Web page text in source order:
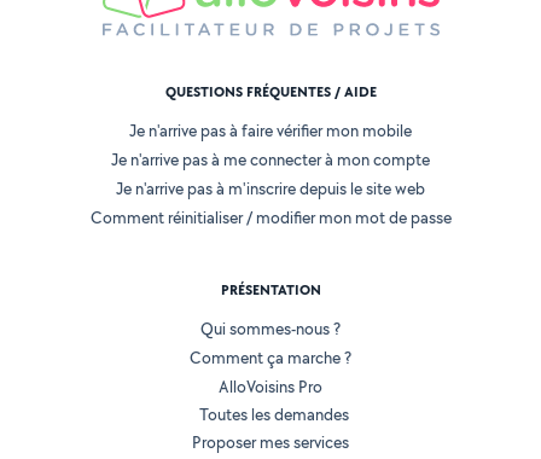
QUESTIONS FRÉQUENTES / AIDE
Je n'arrive pas à faire vérifier mon mobile
Je n'arrive pas à me connecter à mon compte
Je n'arrive pas à m'inscrire depuis le site web
Comment réinitialiser / modifier mon mot de passe
PRÉSENTATION
Qui sommes-nous ?
Comment ça marche ?
AlloVoisins Pro
Toutes les demandes
Proposer mes services